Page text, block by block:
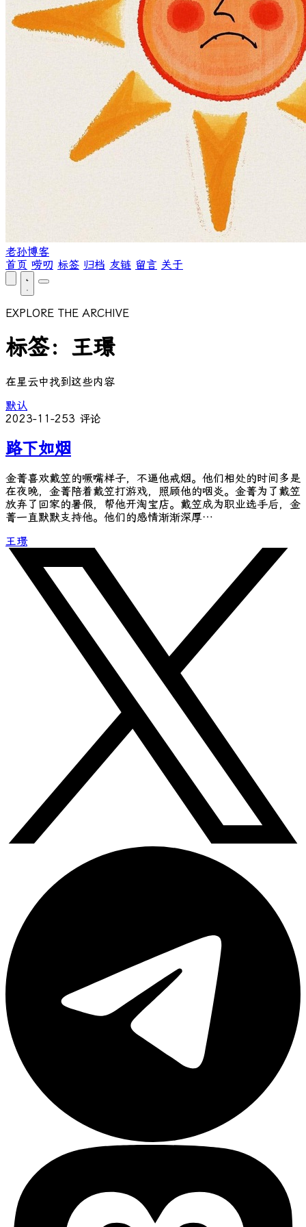
老孙博客
首页 唠叨 标签 归档 友链 留言 关于
EXPLORE THE ARCHIVE
标签：王璟
在星云中找到这些内容
默认
2023-11-253 评论
路下如烟
金菁喜欢戴笠的噘嘴样子，不逼他戒烟。他们相处的时间多是
在夜晚，金菁陪着戴笠打游戏，照顾他的咽炎。金菁为了戴笠
放弃了回家的暑假，帮他开淘宝店。戴笠成为职业选手后，金
菁一直默默支持他。他们的感情渐渐深厚…
王璟